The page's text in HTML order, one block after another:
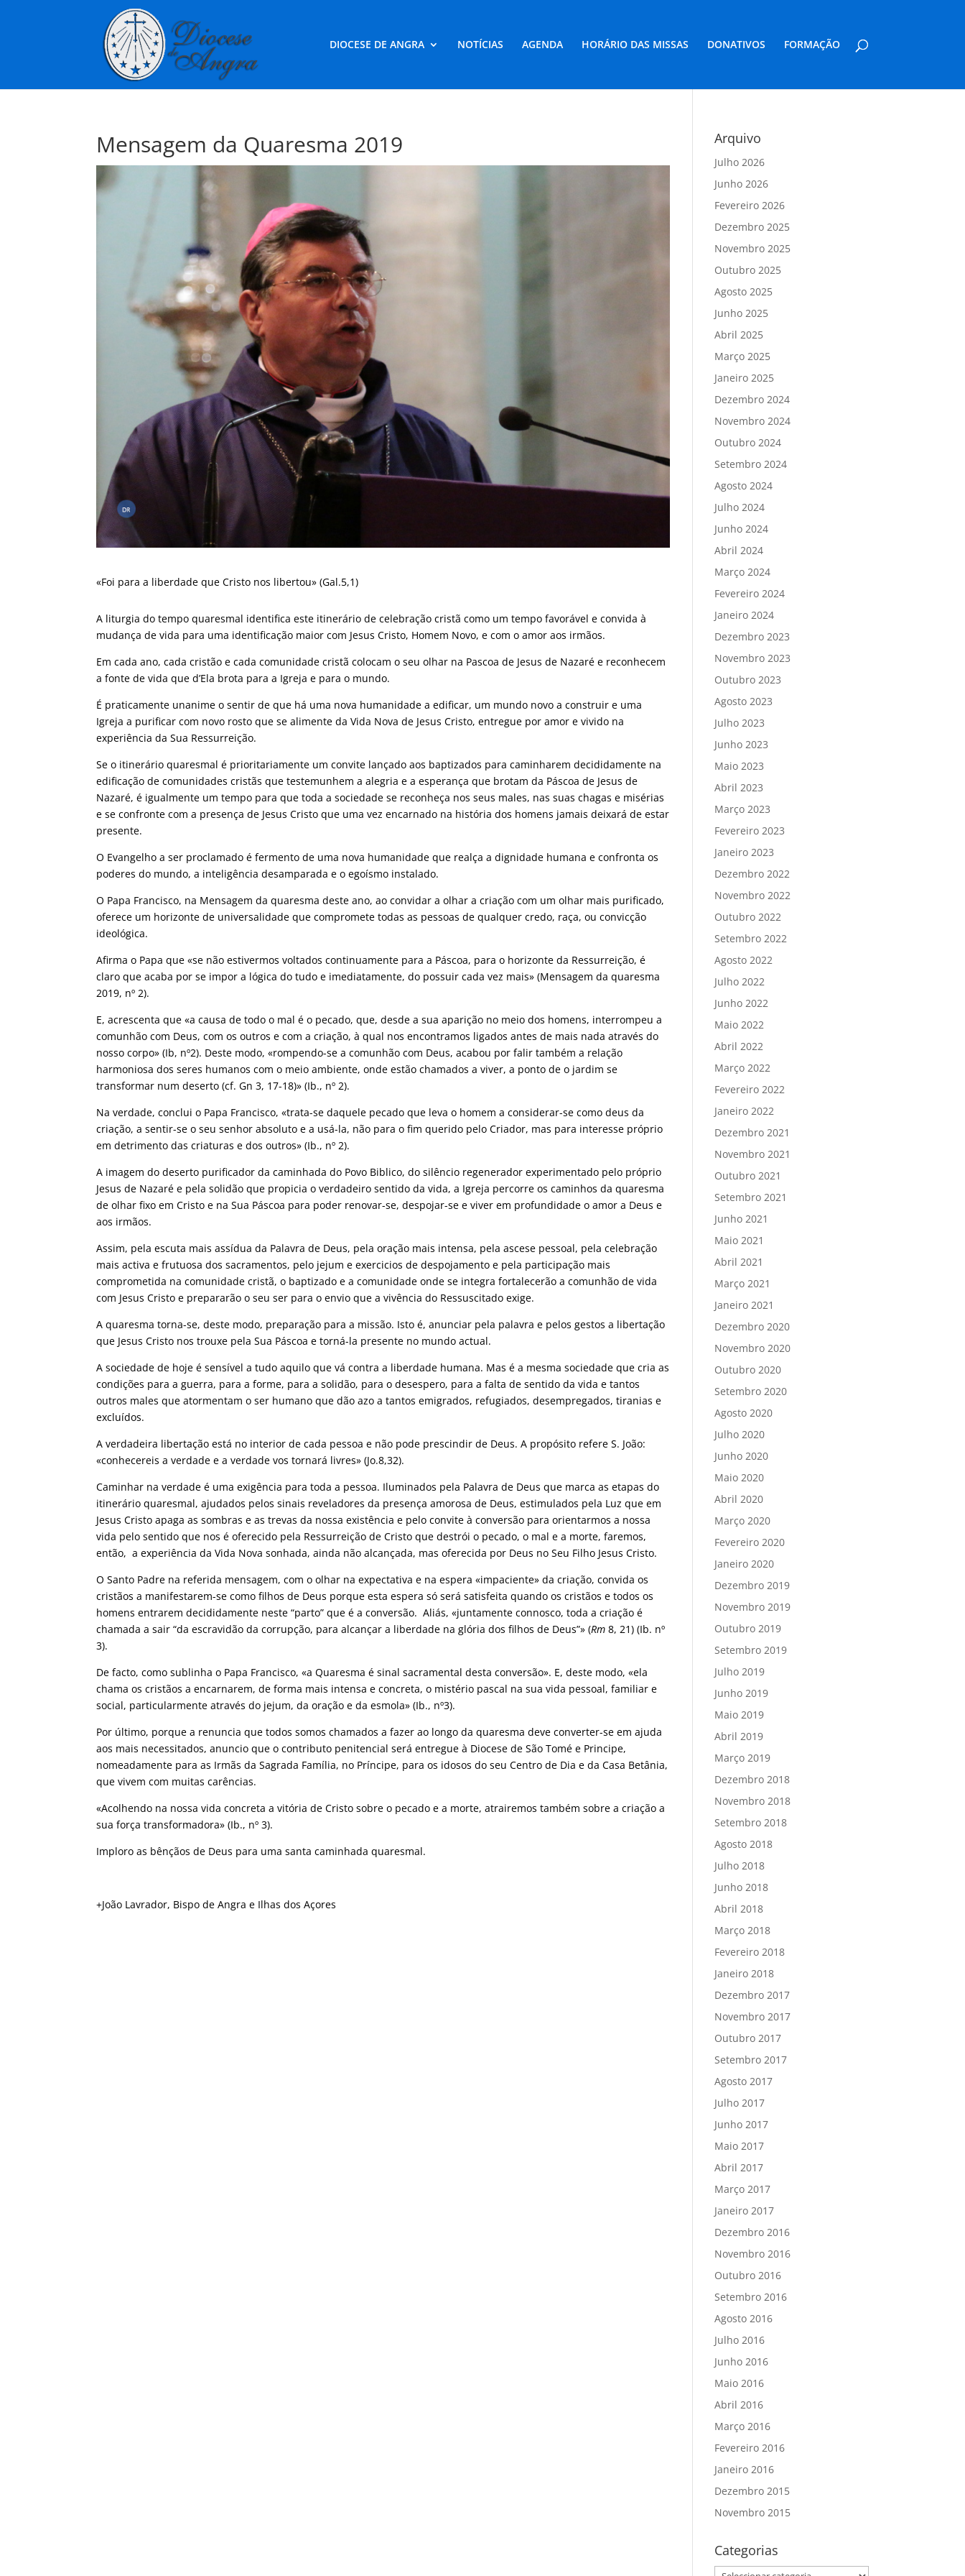
DIOCESE DE ANGRA NOTÍCIAS AGENDA HORÁRIO DAS MISSAS DONATIVOS FORMAÇÃO
Mensagem da Quaresma 2019
«Foi para a liberdade que Cristo nos libertou» (Gal.5,1)
A liturgia do tempo quaresmal identifica este itinerário de celebração cristã como um tempo favorável e convida à
mudança de vida para uma identificação maior com Jesus Cristo, Homem Novo, e com o amor aos irmãos.
Em cada ano, cada cristão e cada comunidade cristã colocam o seu olhar na Pascoa de Jesus de Nazaré e reconhecem
a fonte de vida que d’Ela brota para a Igreja e para o mundo.
É praticamente unanime o sentir de que há uma nova humanidade a edificar, um mundo novo a construir e uma
Igreja a purificar com novo rosto que se alimente da Vida Nova de Jesus Cristo, entregue por amor e vivido na
experiência da Sua Ressurreição.
Se o itinerário quaresmal é prioritariamente um convite lançado aos baptizados para caminharem decididamente na
edificação de comunidades cristãs que testemunhem a alegria e a esperança que brotam da Páscoa de Jesus de
Nazaré, é igualmente um tempo para que toda a sociedade se reconheça nos seus males, nas suas chagas e misérias
e se confronte com a presença de Jesus Cristo que uma vez encarnado na história dos homens jamais deixará de estar
presente.
O Evangelho a ser proclamado é fermento de uma nova humanidade que realça a dignidade humana e confronta os
poderes do mundo, a inteligência desamparada e o egoísmo instalado.
O Papa Francisco, na Mensagem da quaresma deste ano, ao convidar a olhar a criação com um olhar mais purificado,
oferece um horizonte de universalidade que compromete todas as pessoas de qualquer credo, raça, ou convicção
ideológica.
Afirma o Papa que «se não estivermos voltados continuamente para a Páscoa, para o horizonte da Ressurreição, é
claro que acaba por se impor a lógica do tudo e imediatamente, do possuir cada vez mais» (Mensagem da quaresma
2019, nº 2).
E, acrescenta que «a causa de todo o mal é o pecado, que, desde a sua aparição no meio dos homens, interrompeu a
comunhão com Deus, com os outros e com a criação, à qual nos encontramos ligados antes de mais nada através do
nosso corpo» (Ib, nº2). Deste modo, «rompendo-se a comunhão com Deus, acabou por falir também a relação
harmoniosa dos seres humanos com o meio ambiente, onde estão chamados a viver, a ponto de o jardim se
transformar num deserto (cf. Gn 3, 17-18)» (Ib., nº 2).
Na verdade, conclui o Papa Francisco, «trata-se daquele pecado que leva o homem a considerar-se como deus da
criação, a sentir-se o seu senhor absoluto e a usá-la, não para o fim querido pelo Criador, mas para interesse próprio
em detrimento das criaturas e dos outros» (Ib., nº 2).
A imagem do deserto purificador da caminhada do Povo Biblico, do silêncio regenerador experimentado pelo próprio
Jesus de Nazaré e pela solidão que propicia o verdadeiro sentido da vida, a Igreja percorre os caminhos da quaresma
de olhar fixo em Cristo e na Sua Páscoa para poder renovar-se, despojar-se e viver em profundidade o amor a Deus e
aos irmãos.
Assim, pela escuta mais assídua da Palavra de Deus, pela oração mais intensa, pela ascese pessoal, pela celebração
mais activa e frutuosa dos sacramentos, pelo jejum e exercicios de despojamento e pela participação mais
comprometida na comunidade cristã, o baptizado e a comunidade onde se integra fortalecerão a comunhão de vida
com Jesus Cristo e prepararão o seu ser para o envio que a vivência do Ressuscitado exige.
A quaresma torna-se, deste modo, preparação para a missão. Isto é, anunciar pela palavra e pelos gestos a libertação
que Jesus Cristo nos trouxe pela Sua Páscoa e torná-la presente no mundo actual.
A sociedade de hoje é sensível a tudo aquilo que vá contra a liberdade humana. Mas é a mesma sociedade que cria as
condições para a guerra, para a forme, para a solidão, para o desespero, para a falta de sentido da vida e tantos
outros males que atormentam o ser humano que dão azo a tantos emigrados, refugiados, desempregados, tiranias e
excluídos.
A verdadeira libertação está no interior de cada pessoa e não pode prescindir de Deus. A propósito refere S. João:
«conhecereis a verdade e a verdade vos tornará livres» (Jo.8,32).
Caminhar na verdade é uma exigência para toda a pessoa. Iluminados pela Palavra de Deus que marca as etapas do
itinerário quaresmal, ajudados pelos sinais reveladores da presença amorosa de Deus, estimulados pela Luz que em
Jesus Cristo apaga as sombras e as trevas da nossa existência e pelo convite à conversão para orientarmos a nossa
vida pelo sentido que nos é oferecido pela Ressurreição de Cristo que destrói o pecado, o mal e a morte, faremos,
então, a experiência da Vida Nova sonhada, ainda não alcançada, mas oferecida por Deus no Seu Filho Jesus Cristo.
O Santo Padre na referida mensagem, com o olhar na expectativa e na espera «impaciente» da criação, convida os
cristãos a manifestarem-se como filhos de Deus porque esta espera só será satisfeita quando os cristãos e todos os
homens entrarem decididamente neste “parto” que é a conversão. Aliás, «juntamente connosco, toda a criação é
chamada a sair “da escravidão da corrupção, para alcançar a liberdade na glória dos filhos de Deus”» (Rm 8, 21) (Ib. nº
3).
De facto, como sublinha o Papa Francisco, «a Quaresma é sinal sacramental desta conversão». E, deste modo, «ela
chama os cristãos a encarnarem, de forma mais intensa e concreta, o mistério pascal na sua vida pessoal, familiar e
social, particularmente através do jejum, da oração e da esmola» (Ib., nº3).
Por último, porque a renuncia que todos somos chamados a fazer ao longo da quaresma deve converter-se em ajuda
aos mais necessitados, anuncio que o contributo penitencial será entregue à Diocese de São Tomé e Principe,
nomeadamente para as Irmãs da Sagrada Família, no Príncipe, para os idosos do seu Centro de Dia e da Casa Betânia,
que vivem com muitas carências.
«Acolhendo na nossa vida concreta a vitória de Cristo sobre o pecado e a morte, atrairemos também sobre a criação a
sua força transformadora» (Ib., nº 3).
Imploro as bênçãos de Deus para uma santa caminhada quaresmal.
+João Lavrador, Bispo de Angra e Ilhas dos Açores
Arquivo
Julho 2026
Junho 2026
Fevereiro 2026
Dezembro 2025
Novembro 2025
Outubro 2025
Agosto 2025
Junho 2025
Abril 2025
Março 2025
Janeiro 2025
Dezembro 2024
Novembro 2024
Outubro 2024
Setembro 2024
Agosto 2024
Julho 2024
Junho 2024
Abril 2024
Março 2024
Fevereiro 2024
Janeiro 2024
Dezembro 2023
Novembro 2023
Outubro 2023
Agosto 2023
Julho 2023
Junho 2023
Maio 2023
Abril 2023
Março 2023
Fevereiro 2023
Janeiro 2023
Dezembro 2022
Novembro 2022
Outubro 2022
Setembro 2022
Agosto 2022
Julho 2022
Junho 2022
Maio 2022
Abril 2022
Março 2022
Fevereiro 2022
Janeiro 2022
Dezembro 2021
Novembro 2021
Outubro 2021
Setembro 2021
Junho 2021
Maio 2021
Abril 2021
Março 2021
Janeiro 2021
Dezembro 2020
Novembro 2020
Outubro 2020
Setembro 2020
Agosto 2020
Julho 2020
Junho 2020
Maio 2020
Abril 2020
Março 2020
Fevereiro 2020
Janeiro 2020
Dezembro 2019
Novembro 2019
Outubro 2019
Setembro 2019
Julho 2019
Junho 2019
Maio 2019
Abril 2019
Março 2019
Dezembro 2018
Novembro 2018
Setembro 2018
Agosto 2018
Julho 2018
Junho 2018
Abril 2018
Março 2018
Fevereiro 2018
Janeiro 2018
Dezembro 2017
Novembro 2017
Outubro 2017
Setembro 2017
Agosto 2017
Julho 2017
Junho 2017
Maio 2017
Abril 2017
Março 2017
Janeiro 2017
Dezembro 2016
Novembro 2016
Outubro 2016
Setembro 2016
Agosto 2016
Julho 2016
Junho 2016
Maio 2016
Abril 2016
Março 2016
Fevereiro 2016
Janeiro 2016
Dezembro 2015
Novembro 2015
Categorias